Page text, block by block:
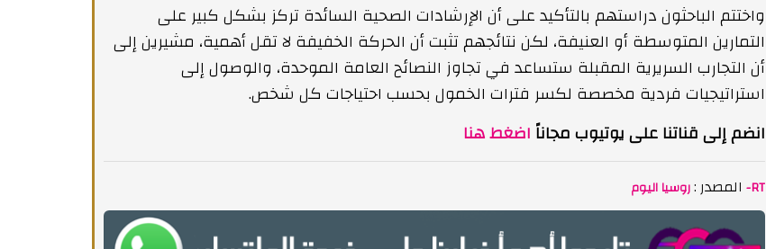
واختتم الباحثون دراستهم بالتأكيد على أن الإرشادات الصحية السائدة تركز بشكل كبير على
التمارين المتوسطة أو العنيفة، لكن نتائجهم تثبت أن الحركة الخفيفة لا تقل أهمية، مشيرين إلى
أن التجارب السريرية المقبلة ستساعد في تجاوز النصائح العامة الموحدة، والوصول إلى
استراتيجيات فردية مخصصة لكسر فترات الخمول بحسب احتياجات كل شخص.
انضم إلى قناتنا على يوتيوب مجاناً اضغط هنا
المصدر : روسيا اليوم -RT